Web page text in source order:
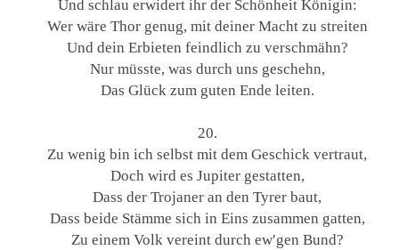
Und schlau erwidert ihr der Schönheit Königin:
Wer wäre Thor genug, mit deiner Macht zu streiten
Und dein Erbieten feindlich zu verschmähn?
Nur müsste, was durch uns geschehn,
Das Glück zum guten Ende leiten.
20.
Zu wenig bin ich selbst mit dem Geschick vertraut,
Doch wird es Jupiter gestatten,
Dass der Trojaner an den Tyrer baut,
Dass beide Stämme sich in Eins zusammen gatten,
Zu einem Volk vereint durch ew′gen Bund?